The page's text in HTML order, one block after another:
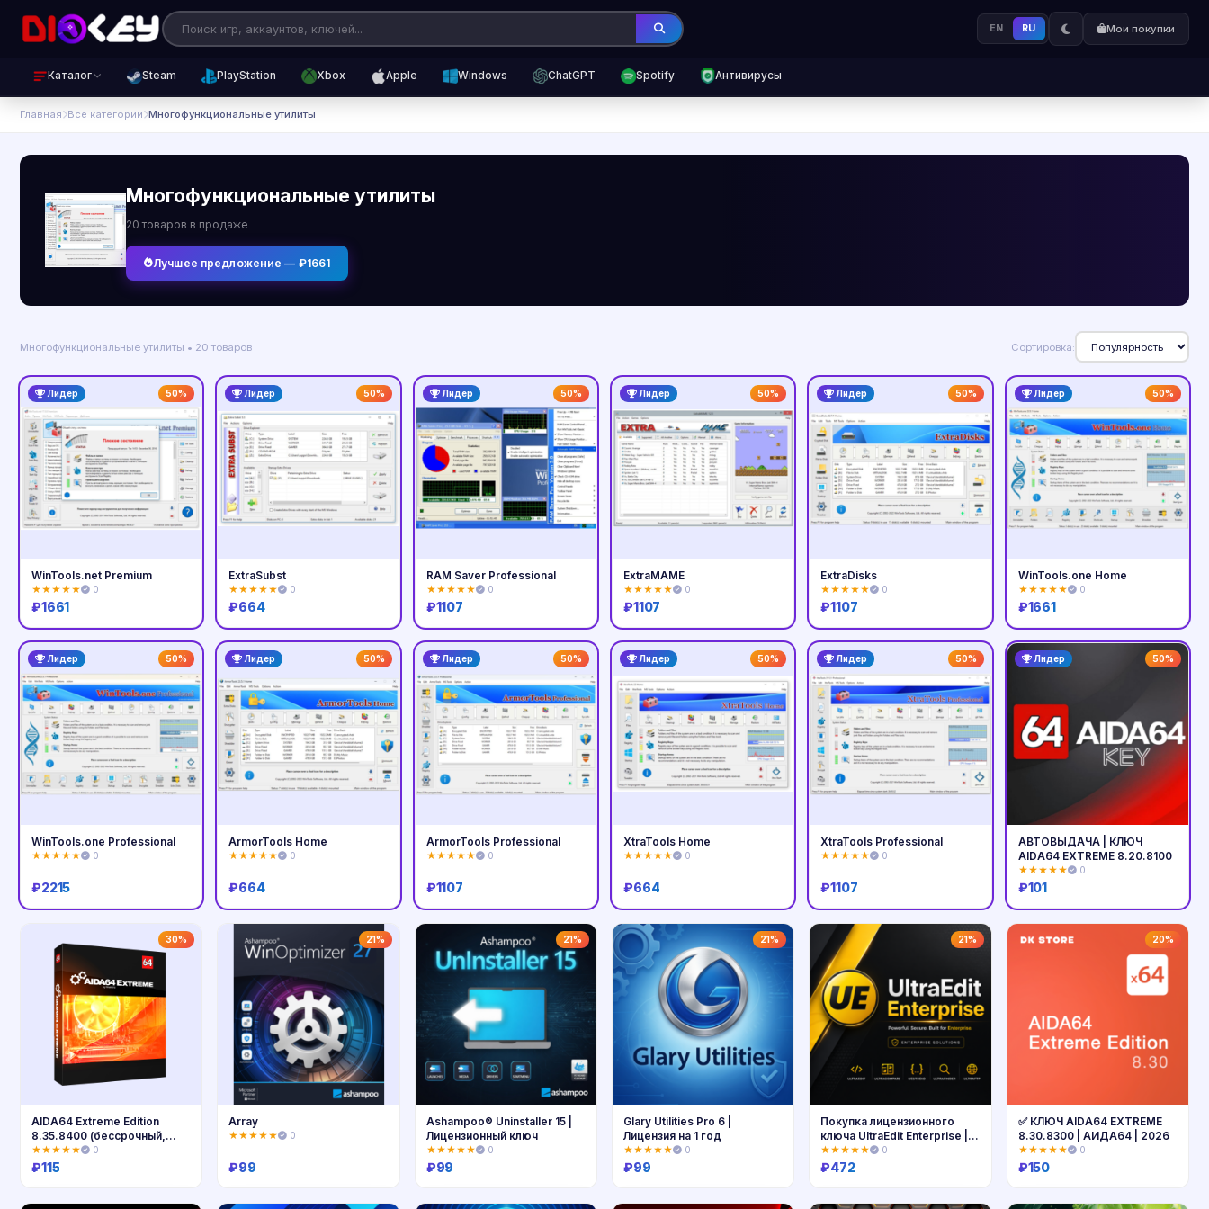
EN RU Мои покупки
Каталог Steam PlayStation Xbox Apple Windows ChatGPT Spotify Антивирусы
Главная Все категории Mногофункциональные утилиты
Mногофункциональные утилиты
20 товаров в продаже
Лучшее предложение — ₽1661
Mногофункциональные утилиты • 20 товаров Сортировка:
Лидер 50%
WinTools.net Premium
★★★★★ 0
₽1661
Лидер 50%
ExtraSubst
★★★★★ 0
₽664
Лидер 50%
RAM Saver Professional
★★★★★ 0
₽1107
Лидер 50%
ExtraMAME
★★★★★ 0
₽1107
Лидер 50%
ExtraDisks
★★★★★ 0
₽1107
Лидер 50%
WinTools.one Home
★★★★★ 0
₽1661
Лидер 50%
WinTools.one Professional
★★★★★ 0
₽2215
Лидер 50%
ArmorTools Home
★★★★★ 0
₽664
Лидер 50%
ArmorTools Professional
★★★★★ 0
₽1107
Лидер 50%
XtraTools Home
★★★★★ 0
₽664
Лидер 50%
XtraTools Professional
★★★★★ 0
₽1107
Лидер 50%
АВТОВЫДАЧА | КЛЮЧ
AIDA64 EXTREME 8.20.8100
★★★★★ 0
₽101
30%
AIDA64 Extreme Edition
8.35.8400 (бессрочный,
лицензионный ключ)
★★★★★ 0
₽115
21%
Array
★★★★★ 0
₽99
21%
Ashampoo® Uninstaller 15 |
Лицензионный ключ
★★★★★ 0
₽99
21%
Glary Utilities Pro 6 |
Лицензия на 1 год
★★★★★ 0
₽99
21%
Покупка лицензионного
ключа UltraEdit Enterprise |
Мгновенная цифровая
доставка
★★★★★ 0
₽472
20%
✅ КЛЮЧ AIDA64 EXTREME
8.30.8300 | АИДА64 | 2026
★★★★★ 0
₽150